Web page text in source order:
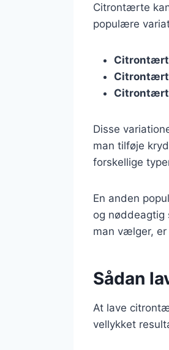
Citrontærte
populære
Disse
man tilføje
forskellige
En anden
og nøddeagtig
man vælger,
Sådan
At lave
vellykket